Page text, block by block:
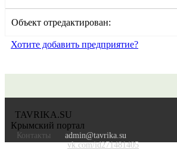
Объект отредактирован:
Хотите добавить предприятие?
TAVRIKA.SU
Крымский портал
Контакты
admin@tavrika.su
vk.com/id271481405